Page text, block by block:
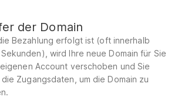
der Domain
Bezahlung erfolgt ist (oft innerhalb
wird Ihre neue Domain für Sie
Account verschoben und Sie
Zugangsdaten, um die Domain zu